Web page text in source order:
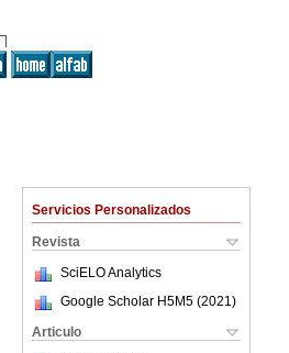
Servicios Personalizados
Revista
SciELO Analytics
Google Scholar H5M5 (2021 )
Articulo